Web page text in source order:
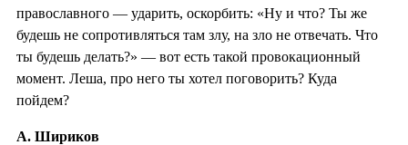
православного — ударить, оскорбить: «Ну и что? Ты же
будешь не сопротивляться там злу, на зло не отвечать. Что
ты будешь делать?» — вот есть такой провокационный
момент. Леша, про него ты хотел поговорить? Куда
пойдем?
А. Шириков